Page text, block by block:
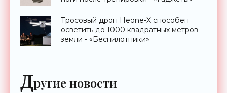
Тросовый дрон Heone-X способен
осветить до 1000 квадратных метров
земли - «Беспилотники»
Другие новости